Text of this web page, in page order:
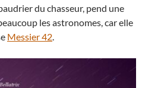
du chasseur, pend une
les astronomes, car elle
Messier 42